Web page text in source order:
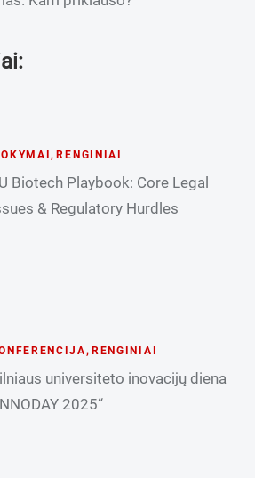
,RENGINIAI
Biotech Playbook: Core Legal
& Regulatory Hurdles
, RENGINIAI
universiteto inovacijų diena
2025“